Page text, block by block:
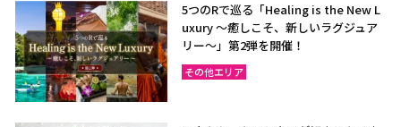
5つのRで巡る「Healing is the New L
uxury ～癒しこそ、新しいラグジュア
リー〜」第2弾を開催！
その他エリア